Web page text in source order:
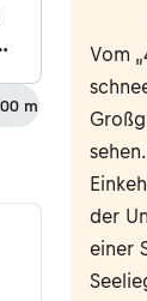
m
Vom
sehen.
der
einer